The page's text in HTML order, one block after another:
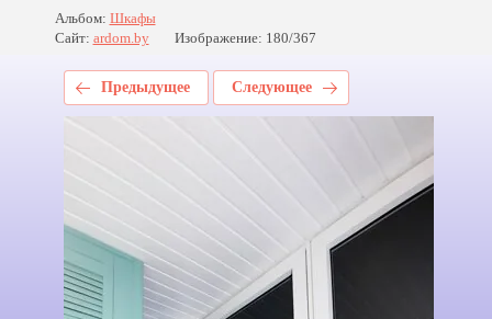
Альбом: Шкафы
Сайт: ardom.by Изображение: 180/367
Предыдущее Следующее